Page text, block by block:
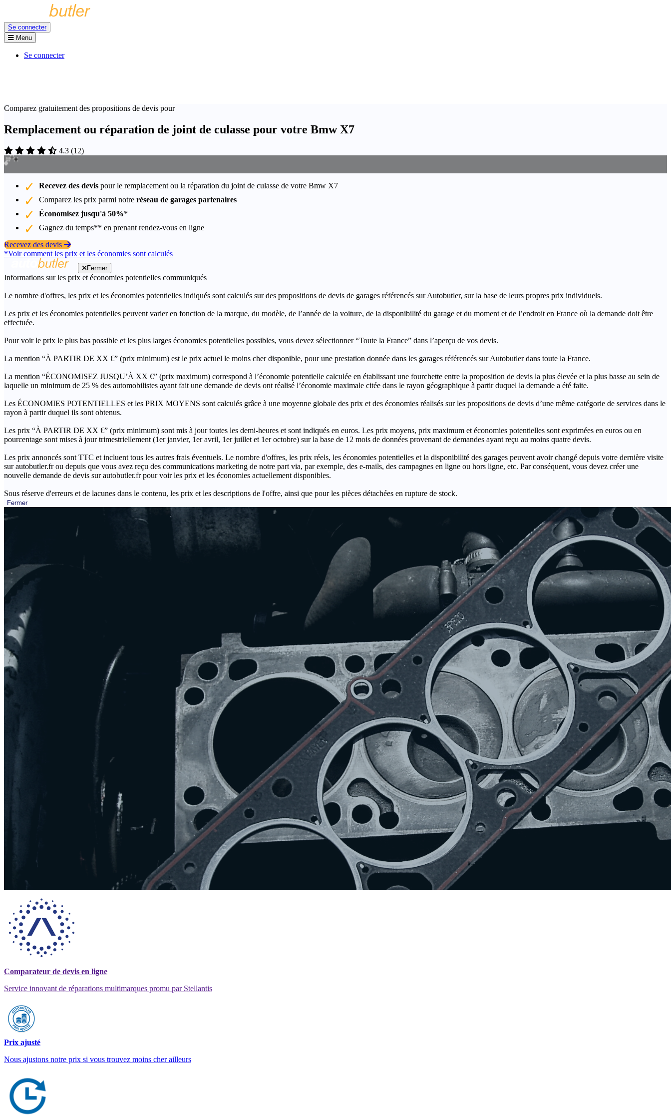
Se connecter
Menu
Se connecter
Comparez gratuitement des propositions de devis pour
Remplacement ou réparation de joint de culasse pour votre Bmw X7
4.3 (12)
Recevez des devis pour le remplacement ou la réparation du joint de culasse de votre Bmw X7
Comparez les prix parmi notre réseau de garages partenaires
Économisez jusqu'à 50%*
Gagnez du temps** en prenant rendez-vous en ligne
Recevez des devis
*Voir comment les prix et les économies sont calculés
Fermer
Informations sur les prix et économies potentielles communiqués
Le nombre d'offres, les prix et les économies potentielles indiqués sont calculés sur des propositions de devis de garages référencés sur Autobutler, sur la base de leurs propres prix individuels.
Les prix et les économies potentielles peuvent varier en fonction de la marque, du modèle, de l’année de la voiture, de la disponibilité du garage et du moment et de l’endroit en France où la demande doit être
effectuée.
Pour voir le prix le plus bas possible et les plus larges économies potentielles possibles, vous devez sélectionner “Toute la France” dans l’aperçu de vos devis.
La mention “À PARTIR DE XX €” (prix minimum) est le prix actuel le moins cher disponible, pour une prestation donnée dans les garages référencés sur Autobutler dans toute la France.
La mention “ÉCONOMISEZ JUSQU’À XX €” (prix maximum) correspond à l’économie potentielle calculée en établissant une fourchette entre la proposition de devis la plus élevée et la plus basse au sein de
laquelle un minimum de 25 % des automobilistes ayant fait une demande de devis ont réalisé l’économie maximale citée dans le rayon géographique à partir duquel la demande a été faite.
Les ÉCONOMIES POTENTIELLES et les PRIX MOYENS sont calculés grâce à une moyenne globale des prix et des économies réalisés sur les propositions de devis d’une même catégorie de services dans le
rayon à partir duquel ils sont obtenus.
Les prix “À PARTIR DE XX €” (prix minimum) sont mis à jour toutes les demi-heures et sont indiqués en euros. Les prix moyens, prix maximum et économies potentielles sont exprimées en euros ou en
pourcentage sont mises à jour trimestriellement (1er janvier, 1er avril, 1er juillet et 1er octobre) sur la base de 12 mois de données provenant de demandes ayant reçu au moins quatre devis.
Les prix annoncés sont TTC et incluent tous les autres frais éventuels. Le nombre d'offres, les prix réels, les économies potentielles et la disponibilité des garages peuvent avoir changé depuis votre dernière visite
sur autobutler.fr ou depuis que vous avez reçu des communications marketing de notre part via, par exemple, des e-mails, des campagnes en ligne ou hors ligne, etc. Par conséquent, vous devez créer une
nouvelle demande de devis sur autobutler.fr pour voir les prix et les économies actuellement disponibles.
Sous réserve d'erreurs et de lacunes dans le contenu, les prix et les descriptions de l'offre, ainsi que pour les pièces détachées en rupture de stock.
Fermer
Comparateur de devis en ligne
Service innovant de réparations multimarques promu par Stellantis
Prix ajusté
Nous ajustons notre prix si vous trouvez moins cher ailleurs